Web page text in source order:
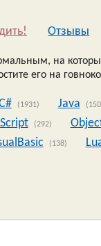
Oтзывы
на
его на
(1931) Java
(292)
(138)